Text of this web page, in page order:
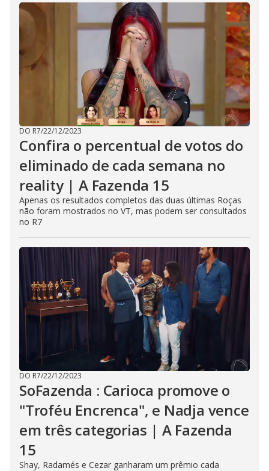
DO R7/22/12/2023
Confira o percentual de votos do
eliminado de cada semana no
reality | A Fazenda 15
Apenas os resultados completos das duas últimas Roças
não foram mostrados no VT, mas podem ser consultados
no R7
DO R7/22/12/2023
SoFazenda : Carioca promove o
"Troféu Encrenca", e Nadja vence
em três categorias | A Fazenda
15
Shay, Radamés e Cezar ganharam um prêmio cada